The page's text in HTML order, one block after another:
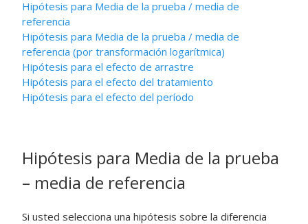
Hipótesis para Media de la prueba / media de
referencia
Hipótesis para Media de la prueba / media de
referencia (por transformación logarítmica)
Hipótesis para el efecto de arrastre
Hipótesis para el efecto del tratamiento
Hipótesis para el efecto del período
Hipótesis para Media de la prueba
– media de referencia
Si usted selecciona una hipótesis sobre la diferencia